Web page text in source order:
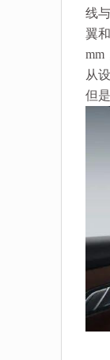
线
翼
mm
从
但